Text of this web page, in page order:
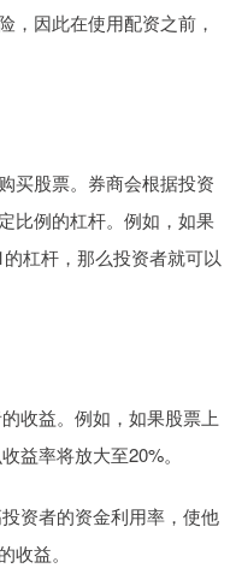
，因此在使用配资之前，
买股票。券商会根据投资
比例的杠杆。例如，如果
杠杆，那么投资者就可以
收益。例如，如果股票上
益率将放大至20%。
资者的资金利用率，使他
收益。